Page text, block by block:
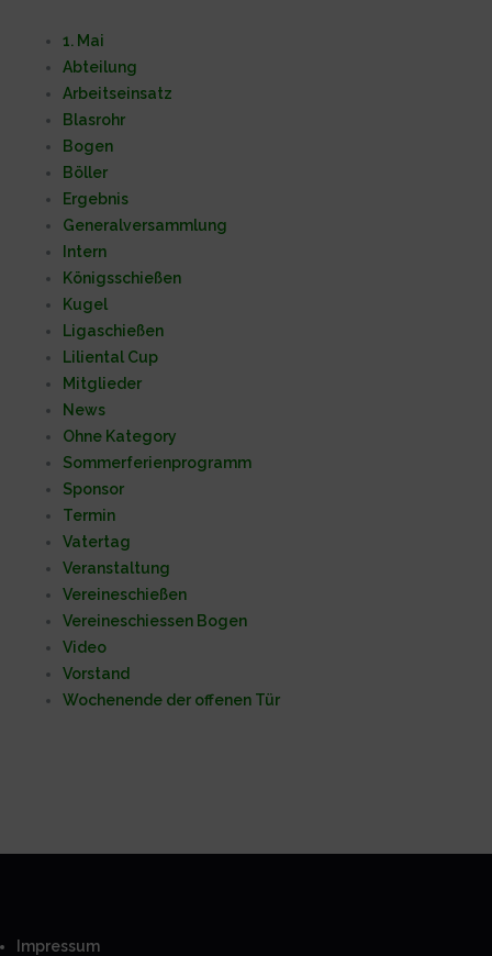
1. Mai
Abteilung
Arbeitseinsatz
Blasrohr
Bogen
Böller
Ergebnis
Generalversammlung
Intern
Königsschießen
Kugel
Ligaschießen
Liliental Cup
Mitglieder
News
Ohne Kategory
Sommerferienprogramm
Sponsor
Termin
Vatertag
Veranstaltung
Vereineschießen
Vereineschiessen Bogen
Video
Vorstand
Wochenende der offenen Tür
Impressum